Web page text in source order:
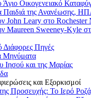
Οικογενειακό
Παιδιά της Ανανέωσης,
John Leary στο
Maureen Sweeney-Kyle
Πηγές
Μηνύματα
Ιησού και της Μαρίας
και Εξορκισμοί
Προσευχής: Το Ιερό